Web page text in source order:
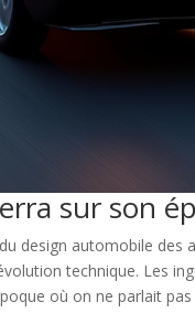
sur son
design automobile des
technique. Les
où on ne parlait